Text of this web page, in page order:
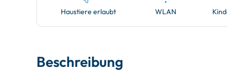
Haustiere erlaubt WLAN
Beschreibung